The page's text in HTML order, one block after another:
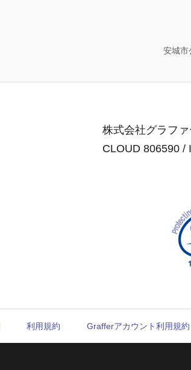
安城市
株式会社グラフ
CLOUD 806590 /
利用規約 Grafferアカウント利用規約